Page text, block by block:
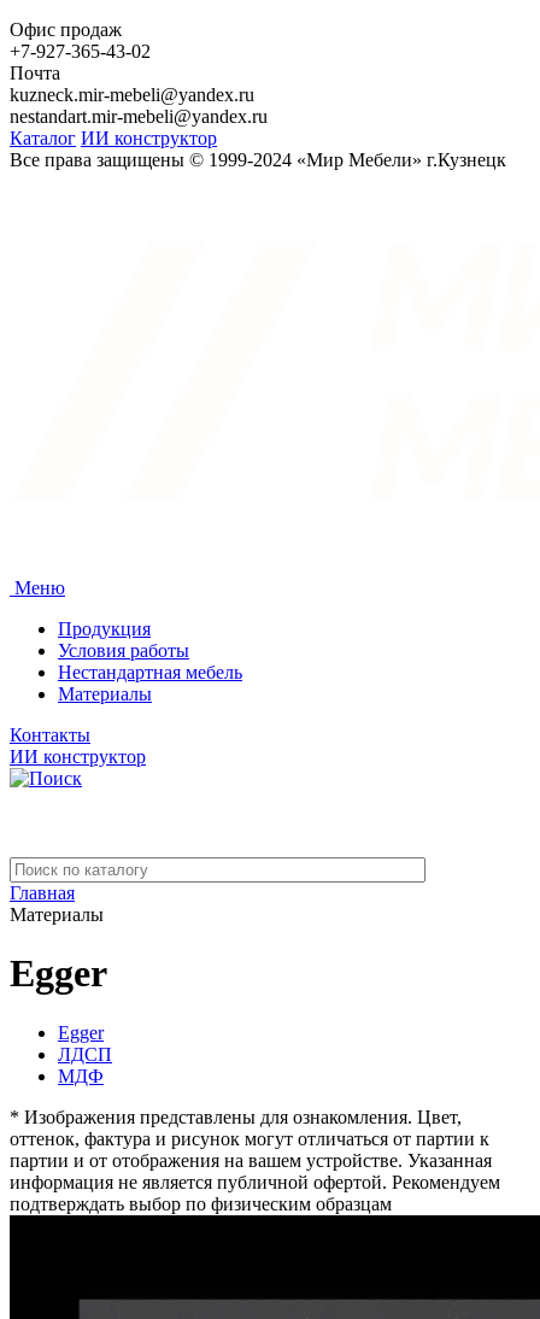
Офис продаж
+7-927-365-43-02
Почта
kuzneck.mir-mebeli@yandex.ru
nestandart.mir-mebeli@yandex.ru
Каталог ИИ конструктор
Все права защищены © 1999-2024 «Мир Мебели» г.Кузнецк
Меню
Продукция
Условия работы
Нестандартная мебель
Материалы
Контакты
ИИ конструктор
Главная
Материалы
Egger
Egger
ЛДСП
МДФ
* Изображения представлены для ознакомления. Цвет,
оттенок, фактура и рисунок могут отличаться от партии к
партии и от отображения на вашем устройстве. Указанная
информация не является публичной офертой. Рекомендуем
подтверждать выбор по физическим образцам